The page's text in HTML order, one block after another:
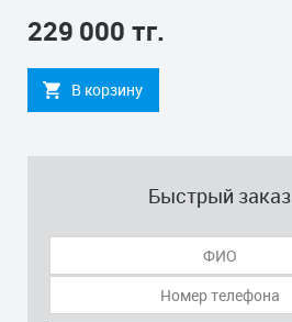
229 000 тг.
В корзину
Быстрый заказ